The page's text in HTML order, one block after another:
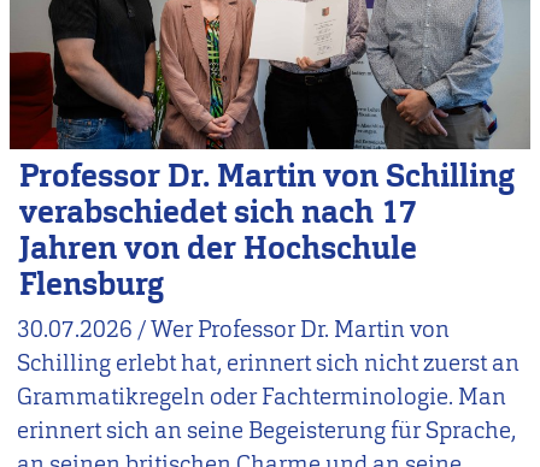
Professor Dr. Martin von Schilling
verabschiedet sich nach 17
Jahren von der Hochschule
Flensburg
30.07.2026 /Wer Professor Dr. Martin von
Schilling erlebt hat, erinnert sich nicht zuerst an
Grammatikregeln oder Fachterminologie. Man
erinnert sich an seine Begeisterung für Sprache,